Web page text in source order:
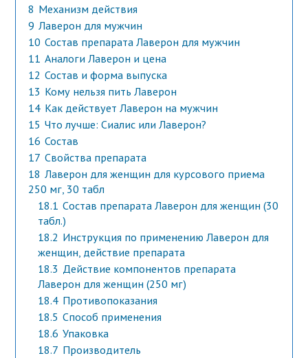
8 Механизм действия
9 Лаверон для мужчин
10 Состав препарата Лаверон для мужчин
11 Аналоги Лаверон и цена
12 Состав и форма выпуска
13 Кому нельзя пить Лаверон
14 Как действует Лаверон на мужчин
15 Что лучше: Сиалис или Лаверон?
16 Состав
17 Свойства препарата
18 Лаверон для женщин для курсового приема
250 мг, 30 табл
18.1 Cостав препарата Лаверон для женщин (30
табл.)
18.2 Инструкция по применению Лаверон для
женщин, действие препарата
18.3 Действие компонентов препарата
Лаверон для женщин (250 мг)
18.4 Противопоказания
18.5 Способ применения
18.6 Упаковка
18.7 Производитель